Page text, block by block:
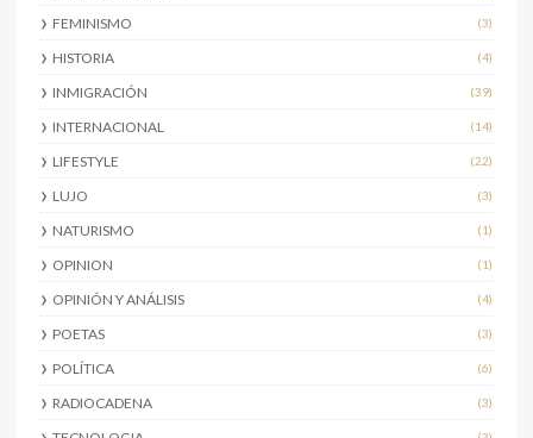
FEMINISMO (3)
HISTORIA (4)
INMIGRACIÓN (39)
INTERNACIONAL (14)
LIFESTYLE (22)
LUJO (3)
NATURISMO (1)
OPINION (1)
OPINIÓN Y ANÁLISIS (4)
POETAS (3)
POLÍTICA (6)
RADIOCADENA (3)